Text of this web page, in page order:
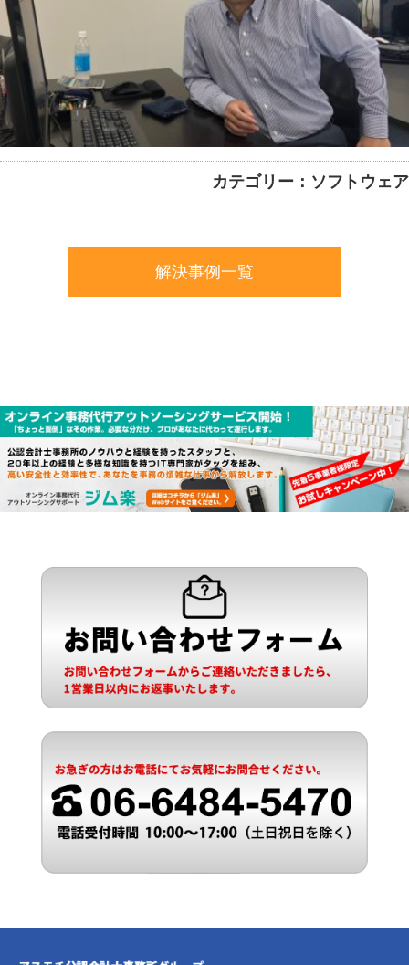
カテゴリー：ソフトウェア
解決事例一覧